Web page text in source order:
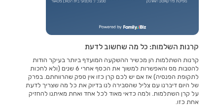
קרנות השלמות: כל מה שחשוב לדעת
קרנות השתלמות הן מכשיר ההשקעה המועדף ביותר בעיקר הודות
להטבות מס והאפשרות למשוך את הכסף אחרי 6 שנים (ולא לחכות
לתקופת הפנסיה) אז אם יש לכם קרן כזו אין ספק שהרווחתם. בפרק
של היום דיברנו עם צליל שהסבירה לנו בדיוק את כל מה שצריך לדעת
על קרן השתלמות. ולמה כדאי מאוד לכל אחד ואחת מאיתנו להחזיק
אחת כזו.